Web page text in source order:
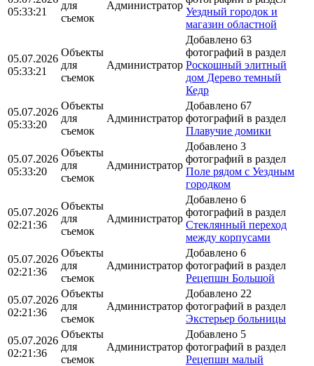
05:33:21
для
съемок
Администратор
Уездный городок и
магазин областной
05.07.2026
05:33:21
Объекты
для
съемок
Администратор
Добавлено 63
фотографий в раздел
Роскошный элитный
дом Дерево темный
Кедр
05.07.2026
05:33:20
Объекты
для
съемок
Администратор
Добавлено 67
фотографий в раздел
Плавучие домики
05.07.2026
05:33:20
Объекты
для
съемок
Администратор
Добавлено 3
фотографий в раздел
Поле рядом с Уездным
городком
05.07.2026
02:21:36
Объекты
для
съемок
Администратор
Добавлено 6
фотографий в раздел
Стеклянный переход
между корпусами
05.07.2026
02:21:36
Объекты
для
съемок
Администратор
Добавлено 6
фотографий в раздел
Рецепшн Большой
05.07.2026
02:21:36
Объекты
для
съемок
Администратор
Добавлено 22
фотографий в раздел
Экстерьер больницы
05.07.2026
02:21:36
Объекты
для
съемок
Администратор
Добавлено 5
фотографий в раздел
Рецепшн малый